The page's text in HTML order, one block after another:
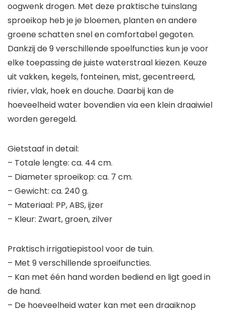
oogwenk drogen. Met deze praktische tuinslang
sproeikop heb je je bloemen, planten en andere
groene schatten snel en comfortabel gegoten.
Dankzij de 9 verschillende spoelfuncties kun je voor
elke toepassing de juiste waterstraal kiezen. Keuze
uit vakken, kegels, fonteinen, mist, gecentreerd,
rivier, vlak, hoek en douche. Daarbij kan de
hoeveelheid water bovendien via een klein draaiwiel
worden geregeld.
Gietstaaf in detail:
– Totale lengte: ca. 44 cm.
– Diameter sproeikop: ca. 7 cm.
– Gewicht: ca. 240 g.
– Materiaal: PP, ABS, ijzer
– Kleur: Zwart, groen, zilver
Praktisch irrigatiepistool voor de tuin.
– Met 9 verschillende sproeifuncties.
– Kan met één hand worden bediend en ligt goed in
de hand.
– De hoeveelheid water kan met een draaiknop